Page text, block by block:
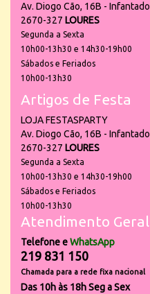
Av. Diogo Cão, 16B - Infantado
2670-327 LOURES
Segunda a Sexta
10h00-13h30 e 14h30-19h00
Sábados e Feriados
10h00-13h30
Artigos de Festa
LOJA FESTASPARTY
Av. Diogo Cão, 16B - Infantado
2670-327 LOURES
Segunda a Sexta
10h00-13h30 e 14h30-19h00
Sábados e Feriados
10h00-13h30
Atendimento Geral
Telefone eWhatsApp
219 831 150
Chamada para a rede fixa nacional
Das 10h às 18h Seg a Sex